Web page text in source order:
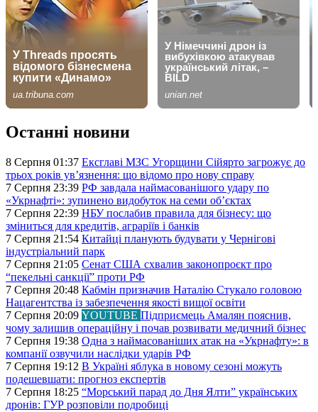
Останні новини
8 Серпня 01:37 Ексглаві МЗС Угорщини Сійярто загрожує до
трьох років ув’язнення: що відомо про нову справу
7 Серпня 23:39 РФ завдала наймасованішого удару по
«Укрнафті»: зупинено видобуток на семи об’єктах
7 Серпня 22:39 НБУ послабив правила для бізнесу: що
зміниться для кредитів, аграріїв і банків
7 Серпня 21:54 Китайці планують будувати у Чернігові
індустріальний парк
7 Серпня 21:05 Сенат США схвалив законопроєкт про
“пекельні санкції” проти РФ
7 Серпня 20:48 Кабмін призначив Наталію Стукало головою
Нацагентства із забезпечення якості вищої освіти
7 Серпня 20:09 YOUTUBE Підприємець Амалян пояснив,
чому залишив операційну і почав розвивати медичний бізнес
7 Серпня 19:38 Одна з наймасованіших атак на «Укрнафту»: в
компанії озвучили наслідки ударів РФ
7 Серпня 19:12 В Україні яблука в новому сезоні можуть
подешевшати: прогноз експертів
7 Серпня 18:25 “Морський парад до Дня Ялти” українських
дронів: ГУР розповіли подробиці